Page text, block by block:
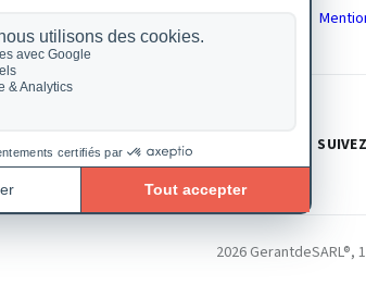
2026 GerantdeSARL®,